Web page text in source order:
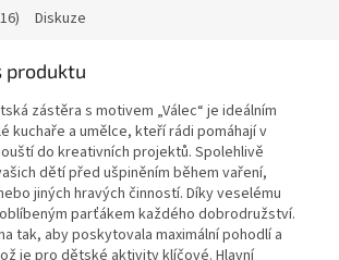
Diskuze
produktu
zástěra s motivem „Válec“ je ideálním
kuchaře a umělce, kteří rádi pomáhají v
do kreativních projektů. Spolehlivě
dětí před ušpiněním během vaření,
jiných hravých činností. Díky veselému
parťákem každého dobrodružství.
tak, aby poskytovala maximální pohodlí a